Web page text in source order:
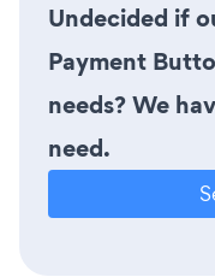
Undecided if
Payment
needs? We
need.